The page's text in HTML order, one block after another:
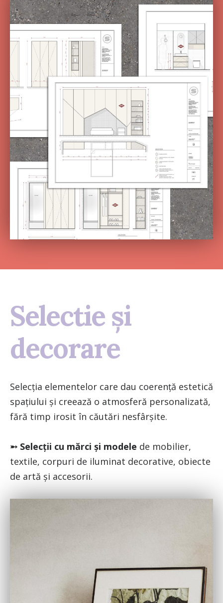
Selectie și
decorare
Selecția elementelor care dau coerență estetică
spațiului și creează o atmosferă personalizată,
fără timp irosit în căutări nesfârșite.
➵ Selecții cu mărci și modele de mobilier,
textile, corpuri de iluminat decorative, obiecte
de artă și accesorii.